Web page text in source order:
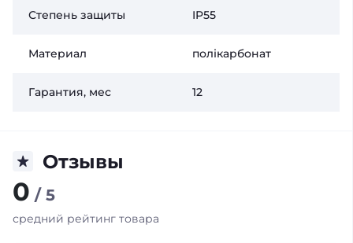
Степень защиты IP55
Материал полікарбонат
Гарантия, мес 12
Отзывы
0 / 5
средний рейтинг товара